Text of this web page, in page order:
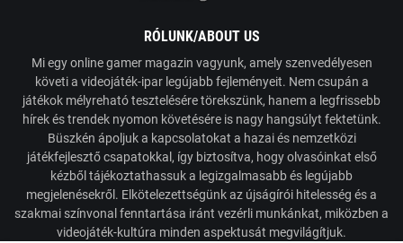
RÓLUNK/ABOUT US
Mi egy online gamer magazin vagyunk, amely szenvedélyesen
követi a videojáték-ipar legújabb fejleményeit. Nem csupán a
játékok mélyreható tesztelésére törekszünk, hanem a legfrissebb
hírek és trendek nyomon követésére is nagy hangsúlyt fektetünk.
Büszkén ápoljuk a kapcsolatokat a hazai és nemzetközi
játékfejlesztő csapatokkal, így biztosítva, hogy olvasóinkat első
kézből tájékoztathassuk a legizgalmasabb és legújabb
megjelenésekről. Elkötelezettségünk az újságírói hitelesség és a
szakmai színvonal fenntartása iránt vezérli munkánkat, miközben a
videojáték-kultúra minden aspektusát megvilágítjuk.